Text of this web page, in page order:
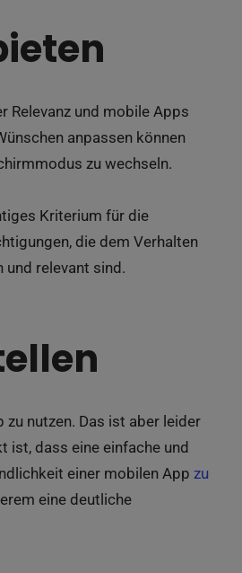
Relevanz und mobile Apps
anpassen können
zu wechseln.
Kriterium für die
die dem Verhalten
relevant sind.
nutzen. Das ist aber leider
ist, dass eine einfache und
einer mobilen App zu
eine deutliche